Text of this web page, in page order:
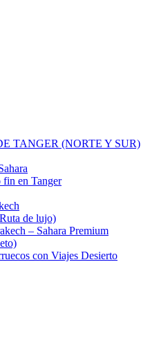
TANGER (NORTE Y SUR)
fin en Tanger
de lujo)
– Sahara Premium
con Viajes Desierto